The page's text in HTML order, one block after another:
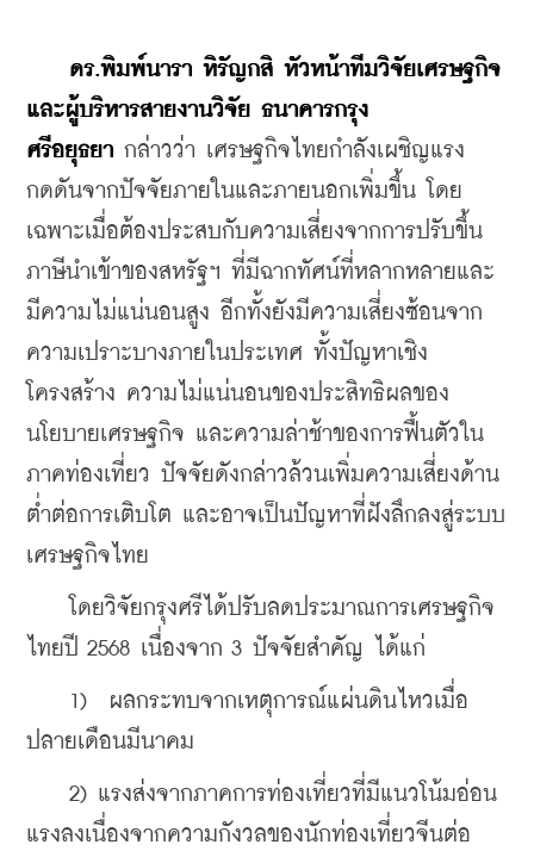
ดร.พิมพ์นารา หิรัญกสิ หัวหน้าทีมวิจัยเศรษฐกิจ
และผู้บริหารสายงานวิจัย ธนาคารกรุง
ศรีอยุธยา กล่าวว่า เศรษฐกิจไทยกำลังเผชิญแรง
กดดันจากปัจจัยภายในและภายนอกเพิ่มขึ้น โดย
เฉพาะเมื่อต้องประสบกับความเสี่ยงจากการปรับขึ้น
ภาษีนำเข้าของสหรัฐฯ ที่มีฉากทัศน์ที่หลากหลายและ
มีความไม่แน่นอนสูง อีกทั้งยังมีความเสี่ยงซ้อนจาก
ความเปราะบางภายในประเทศ ทั้งปัญหาเชิง
โครงสร้าง ความไม่แน่นอนของประสิทธิผลของ
นโยบายเศรษฐกิจ และความล่าช้าของการฟื้นตัวใน
ภาคท่องเที่ยว ปัจจัยดังกล่าวล้วนเพิ่มความเสี่ยงด้าน
ต่ำต่อการเติบโต และอาจเป็นปัญหาที่ฝังลึกลงสู่ระบบ
เศรษฐกิจไทย
โดยวิจัยกรุงศรีได้ปรับลดประมาณการเศรษฐกิจ
ไทยปี 2568 เนื่องจาก 3 ปัจจัยสำคัญ ได้แก่
1)  ผลกระทบจากเหตุการณ์แผ่นดินไหวเมื่อ
ปลายเดือนมีนาคม
2) แรงส่งจากภาคการท่องเที่ยวที่มีแนวโน้มอ่อน
แรงลงเนื่องจากความกังวลของนักท่องเที่ยวจีนต่อ